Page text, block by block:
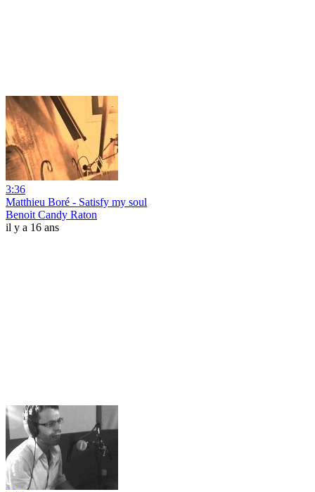
3:36
Matthieu Boré - Satisfy my soul
Benoit Candy Raton
il y a 16 ans